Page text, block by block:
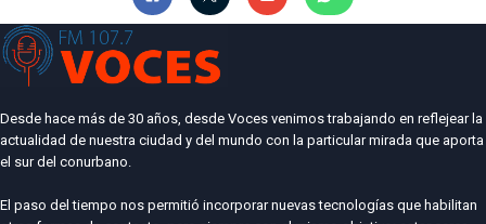
Desde hace más de 30 años, desde Voces venimos trabajando en reflejear la
actualidad de nuestra ciudad y del mundo con la particular mirada que aporta
el sur del conurbano.
El paso del tiempo nos permitió incorporar nuevas tecnologías que habilitan